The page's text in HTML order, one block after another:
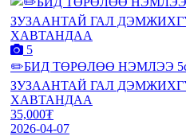
5
✏️БИД ТӨРӨЛӨӨ НЭМЛЭЭ 5см,
ЗУЗААНТАЙ ГАЛ
ХАВТАНДАА
35,000₮
2026-04-07